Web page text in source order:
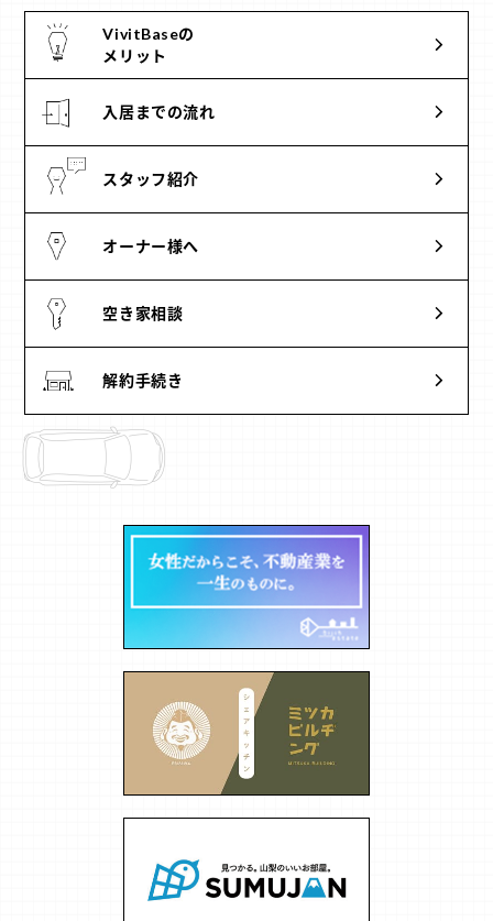
VivitBaseの
メリット
入居までの流れ
スタッフ紹介
オーナー様へ
空き家相談
解約手続き